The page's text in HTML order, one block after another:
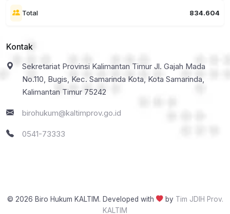
Total 834.604
Kontak
Sekretariat Provinsi Kalimantan Timur Jl. Gajah Mada
No.110, Bugis, Kec. Samarinda Kota, Kota Samarinda,
Kalimantan Timur 75242
birohukum@kaltimprov.go.id
0541-73333
© 2026 Biro Hukum KALTIM. Developed with by Tim JDIH Prov.
KALTIM